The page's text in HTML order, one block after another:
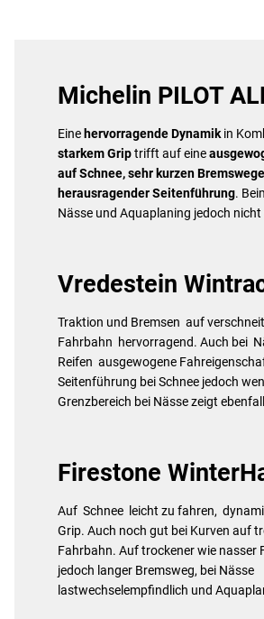
Michelin PILOT
Eine hervorragende Dynamik in
starkem Griptrifft auf eine
auf Schnee, sehr kurzen
herausragender Seitenführung.
Nässe und Aquaplaning jedoch nicht
Vredestein
Traktion und Bremsen auf
Fahrbahn hervorragend. Auch bei
Reifen ausgewogene
Seitenführung bei Schnee jedoch
Grenzbereich bei Nässe zeigt
Firestone
Auf Schnee leicht zu fahren,
Grip. Auch noch gut bei Kurven auf
Fahrbahn. Auf trockener wie nasser
jedoch langer Bremsweg, bei Nässe
lastwechselempfindlich und